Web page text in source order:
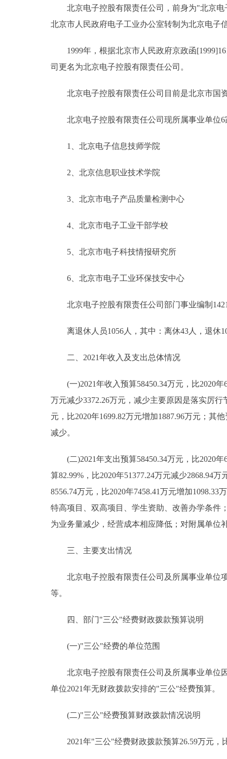
北京电子控股有限责任公司，前身为"北京电
北京市人民政府电子工业办公室转制为北京电子
1999年，根据北京市人民政府京政函
司更名为北京电子控股有限责任公司。
北京电子控股有限责任公司目前是北京市国
北京电子控股有限责任公司现所属事业单位6
1、北京电子信息技师学院
2、北京信息职业技术学院
3、北京市电子产品质量检测中心
4、北京市电子工业干部学校
5、北京市电子科技情报研究所
6、北京市电子工业环保技安中心
北京电子控股有限责任公司部门事业编制
离退休人员1056人，其中：离休43人，退休
二、2021年收入及支出总体情况
(一)2021年收入预算58450.34万元，比2020年
万元减少3372.26万元，减少主要原因是落实厉
元，比2020年1699.82万元增加1887.96万元；其
减少。
(二)2021年支出预算58450.34万元，比2020年
算82.99%，比2020年51377.24万元减少2868.94
8556.74万元，比2020年7458.41万元增加
特高项目、双高项目、学生资助、改善办学条件
为业务量减少，经营成本相应降低；对附属单位
三、主要支出情况
北京电子控股有限责任公司及所属事业单位项
等。
四、部门"三公"经费财政拨款预算说明
(一)"三公"经费的单位范围
北京电子控股有限责任公司及所属事业单位因
单位2021年无财政拨款安排的"三公"经费预算。
(二)"三公"经费预算财政拨款情况说明
2021年"三公"经费财政拨款预算26.59万元，